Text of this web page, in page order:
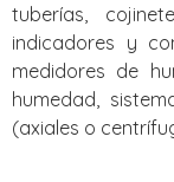
tuberías,
indicadores y
medidores de
humedad,
(axiales o